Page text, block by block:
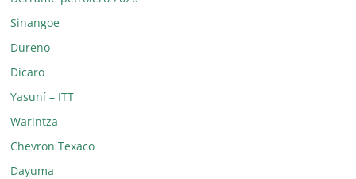
Sinangoe
Dureno
Dicaro
Yasuní – ITT
Warintza
Chevron Texaco
Dayuma